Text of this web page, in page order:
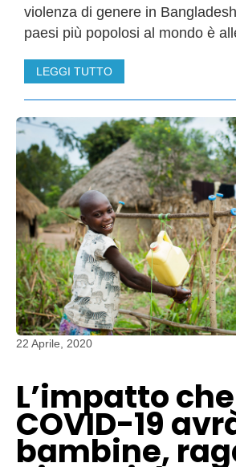
violenza di genere in
paesi più popolosi al mondo è
LEGGI TUTTO
22 Aprile, 2020
L’impatto
COVID-19
bambine,